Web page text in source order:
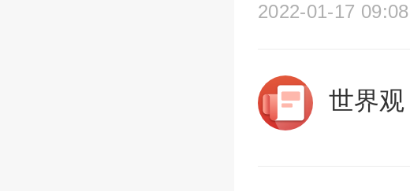
2022-01-17 09:08
世界观